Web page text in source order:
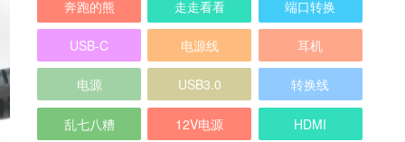
奔跑的熊 走走看看 端口转换
USB-C 电源线 耳机
电源 USB3.0 转换线
乱七八糟 12V电源 HDMI